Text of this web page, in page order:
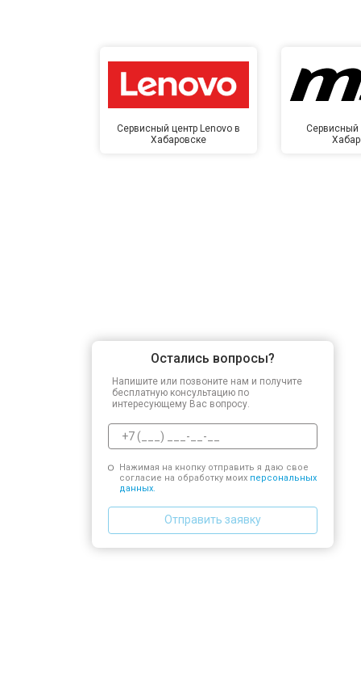
Сервисный центр Lenovo в
Хабаровске
Сервисный
Остались вопросы?
Напишите или позвоните нам и получите
бесплатную консультацию по
интересующему Вас вопросу.
Нажимая на кнопку отправить я даю свое
согласие на обработку моих персональных
данных.
Отправить заявку